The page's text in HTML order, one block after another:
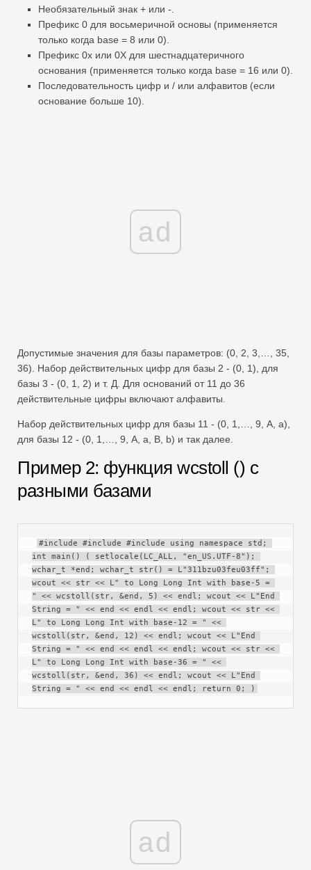
Необязательный знак + или -.
Префикс 0 для восьмеричной основы (применяется
только когда base = 8 или 0).
Префикс 0x или 0X для шестнадцатеричного
основания (применяется только когда base = 16 или 0).
Последовательность цифр и / или алфавитов (если
основание больше 10).
ad
Допустимые значения для базы параметров: (0, 2, 3,…, 35,
36). Набор действительных цифр для базы 2 - (0, 1), для
базы 3 - (0, 1, 2) и т. Д. Для оснований от 11 до 36
действительные цифры включают алфавиты.
Набор действительных цифр для базы 11 - (0, 1,…, 9, A, a),
для базы 12 - (0, 1,…, 9, A, a, B, b) и так далее.
Пример 2: функция wcstoll () с
разными базами
#include #include #include using namespace std;
int main() ( setlocale(LC_ALL, "en_US.UTF-8");
wchar_t *end; wchar_t str() = L"311bzu03feu03ff";
wcout << str << L" to Long Long Int with base-5 =
" << wcstoll(str, &end, 5) << endl; wcout << L"End
String = " << end << endl << endl; wcout << str <<
L" to Long Long Int with base-12 = " <<
wcstoll(str, &end, 12) << endl; wcout << L"End
String = " << end << endl << endl; wcout << str <<
L" to Long Long Int with base-36 = " <<
wcstoll(str, &end, 36) << endl; wcout << L"End
String = " << end << endl << endl; return 0; )
ad